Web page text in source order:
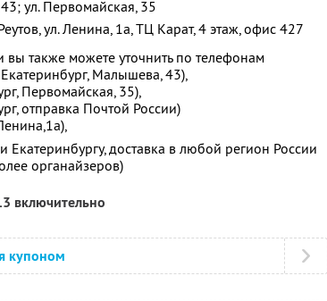
ул. Первомайская, 35
ул. Ленина, 1а, ТЦ Карат, 4 этаж, офис 427
также можете уточнить по телефонам
Малышева, 43),
Первомайская, 35),
отправка Почтой России)
Екатеринбургу, доставка в любой регион России
органайзеров)
включительно
купоном